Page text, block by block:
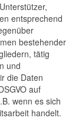
entsprechend
bestehender
tätig
und
die Daten
auf
wenn es sich
handelt.